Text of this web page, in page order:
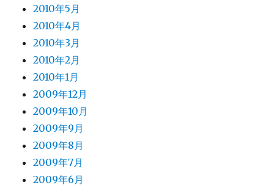
2010年5月
2010年4月
2010年3月
2010年2月
2010年1月
2009年12月
2009年10月
2009年9月
2009年8月
2009年7月
2009年6月